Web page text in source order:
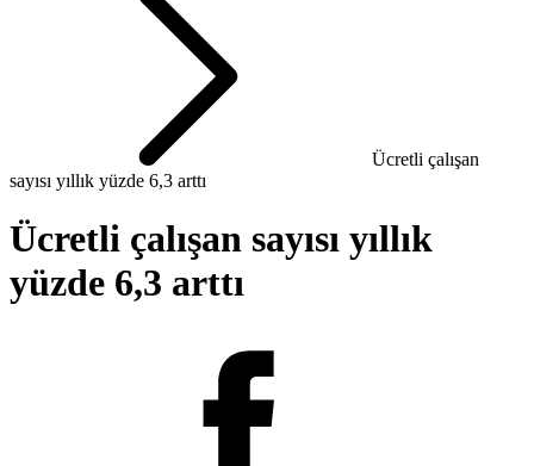
Ücretli çalışan
sayısı yıllık yüzde 6,3 arttı
Ücretli çalışan sayısı yıllık
yüzde 6,3 arttı